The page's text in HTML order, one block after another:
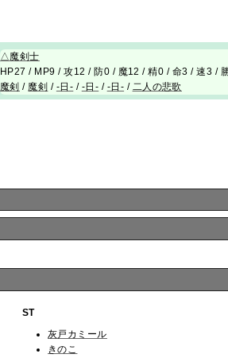
△ 魔剣士
HP27 / MP9 / 攻12 / 防0 / 魔12 / 精0 / 命3 / 速3 /
魔剣 / 魔剣 / -日- / -日- / -日- / 二人の悲歌
ST
灰戸カミール
きのこ